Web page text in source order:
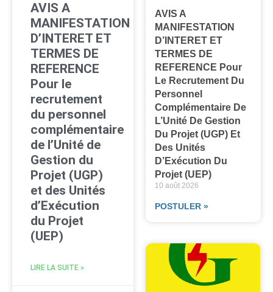
AVIS A
MANIFESTATION
D’INTERET ET
TERMES DE
REFERENCE
Pour le
recrutement
du personnel
complémentaire
de l’Unité de
Gestion du
Projet (UGP)
et des Unités
d’Exécution
du Projet
(UEP)
LIRE LA SUITE »
AVIS A
MANIFESTATION
D’INTERET ET
TERMES DE
REFERENCE Pour
Le Recrutement Du
Personnel
Complémentaire De
L’Unité De Gestion
Du Projet (UGP) Et
Des Unités
D’Exécution Du
Projet (UEP)
10 août 2026
POSTULER »